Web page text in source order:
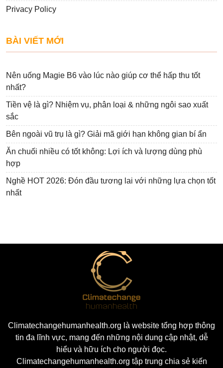
Privacy Policy
BÀI VIẾT MỚI
Nên uống Magie B6 vào lúc nào giúp cơ thể hấp thu tốt
nhất?
Tiền vệ là gì? Nhiệm vụ, phân loại & những ngôi sao xuất
sắc
Bên ngoài vũ trụ là gì? Giải mã giới hạn không gian bí ẩn
Ăn chuối nhiều có tốt không: Lợi ích và lượng dùng phù
hợp
Nghề HOT 2026: Đón đầu tương lai với những lựa chọn tốt
nhất
Climatechangehumanhealth.org là website tổng hợp thông
tin đa lĩnh vực, mang đến những nội dung cập nhật, dễ
hiểu và hữu ích cho người đọc.
Climatechangehumanhealth.org tập trung chia sẻ kiến